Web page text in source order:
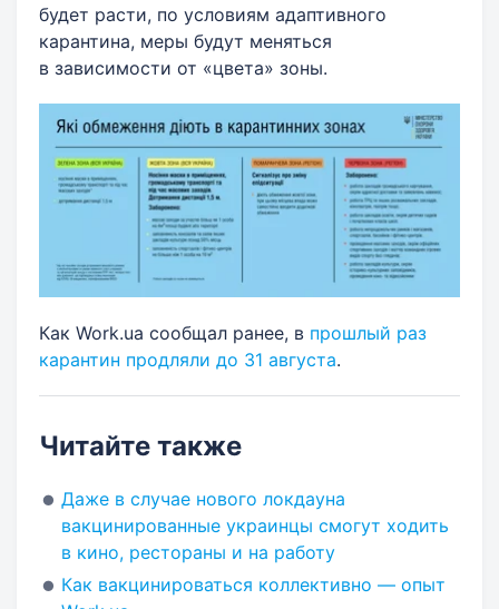
будет расти, по условиям адаптивного
карантина, меры будут меняться
в зависимости от «цвета» зоны.
Как Work.ua сообщал ранее, в прошлый раз
карантин продляли до 31 августа.
Читайте также
Даже в случае нового локдауна
вакцинированные украинцы смогут ходить
в кино, рестораны и на работу
Как вакцинироваться коллективно — опыт